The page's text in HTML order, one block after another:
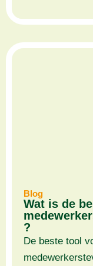
Blog
Wat is de
?
De beste tool